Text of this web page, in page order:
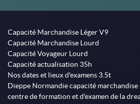
Capacité Marchandise Léger V9
Capacité Marchandise Lourd
Capacité Voyageur Lourd
Capacité actualisation 35h
Nos dates et lieux d'examens 3.5t
Dieppe Normandie capacité
centre de formation et d'examen de la